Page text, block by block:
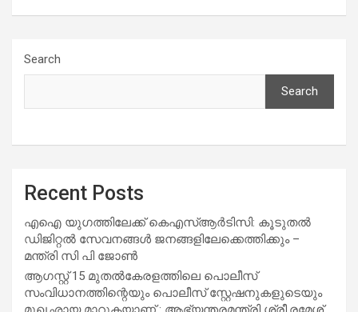
Search
Search
Recent Posts
എഐ യുഗത്തിലേക്ക് കെഎസ്ആർടിസി: കൂടുതൽ
ഡിജിറ്റൽ സേവനങ്ങൾ ജനങ്ങളിലേക്കെത്തിക്കും –
മന്ത്രി സി പി ജോൺ
ആഗസ്റ്റ് 15 മുതല്‍കേരളത്തിലെ പൊലീസ്
സംവിധാനത്തിന്റെയും പൊലീസ് സ്റ്റേഷനുകളുടെയും